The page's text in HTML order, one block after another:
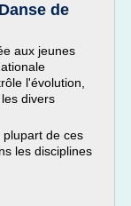
de
aux jeunes
l'évolution,
divers
plupart de ces
les disciplines